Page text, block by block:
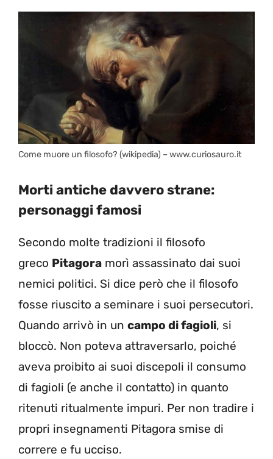
Come muore un filosofo? (wikipedia) – www.curiosauro.it
Morti antiche davvero strane:
personaggi famosi
Secondo molte tradizioni il filosofo
greco Pitagora morì assassinato dai suoi
nemici politici. Si dice però che il filosofo
fosse riuscito a seminare i suoi persecutori.
Quando arrivò in un campo di fagioli, si
bloccò. Non poteva attraversarlo, poiché
aveva proibito ai suoi discepoli il consumo
di fagioli (e anche il contatto) in quanto
ritenuti ritualmente impuri. Per non tradire i
propri insegnamenti Pitagora smise di
correre e fu ucciso.